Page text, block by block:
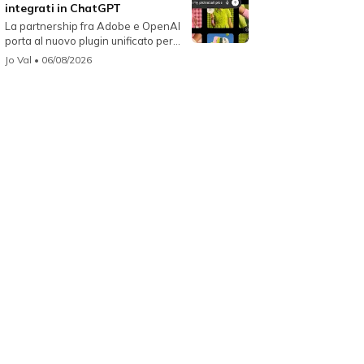
integrati in ChatGPT
La partnership fra Adobe e OpenAI
porta al nuovo plugin unificato per...
Jo Val • 06/08/2026